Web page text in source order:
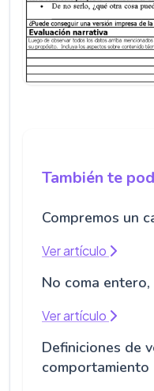
También te
Compremos un
Ver artículo
No coma
Ver artículo
Definiciones de
comportamiento